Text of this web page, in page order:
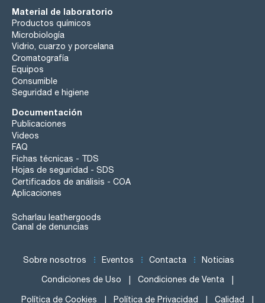
Material de laboratorio
Productos químicos
Microbiología
Vidrio, cuarzo y porcelana
Cromatografía
Equipos
Consumible
Seguridad e higiene
Documentación
Publicaciones
Videos
FAQ
Fichas técnicas - TDS
Hojas de seguridad - SDS
Certificados de análisis - COA
Aplicaciones
Scharlau leathergoods
Canal de denuncias
Sobre nosotros Eventos Contacta Noticias
Condiciones de Uso Condiciones de Venta
Política de Cookies Política de Privacidad Calidad